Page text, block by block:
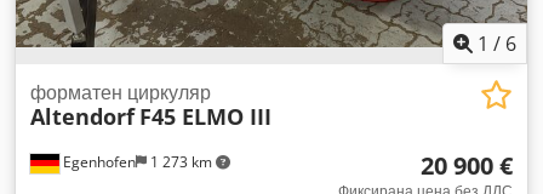
1 / 6
Egenhofen 1 273 km
форматен циркуляр
Altendorf F45 ELMO III
20 900 €